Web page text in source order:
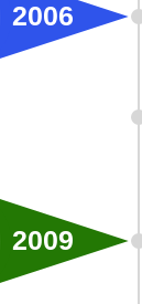
2006
2009